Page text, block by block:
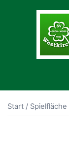
Start / Spielfläche